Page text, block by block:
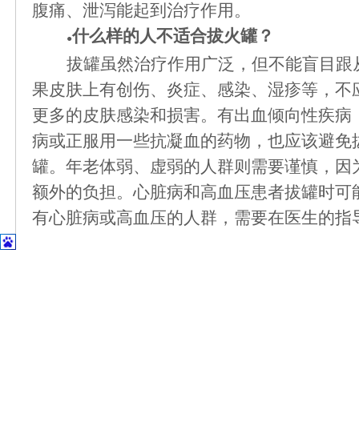
腹痛、泄泻能起到治疗作用。
●什么样的人不适合拔火罐？
拔罐虽然治疗作用广泛，但不能盲目
果皮肤上有创伤、炎症、感染、湿疹等，
更多的皮肤感染和损害。有出血倾向性疾
病或正服用一些抗凝血的药物，也应该避免
罐。年老体弱、虚弱的人群则 需要谨慎，因
额外的负担。心脏病和高血压患者拔罐时
有心脏病或高血压的人群，需要在医生的